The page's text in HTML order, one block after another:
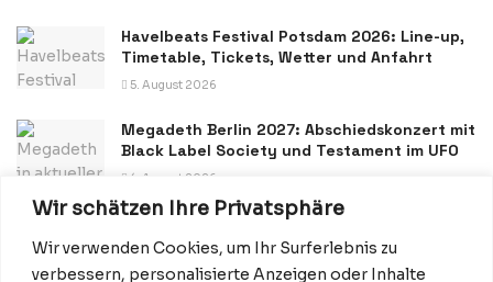
Wir schätzen Ihre Privatsphäre
Wir verwenden Cookies, um Ihr Surferlebnis zu
verbessern, personalisierte Anzeigen oder Inhalte
Havelbeats Festival Potsdam 2026: Line-up,
Timetable, Tickets, Wetter und Anfahrt
5. August 2026
Megadeth Berlin 2027: Abschiedskonzert mit
Black Label Society und Testament im UFO
4. August 2026